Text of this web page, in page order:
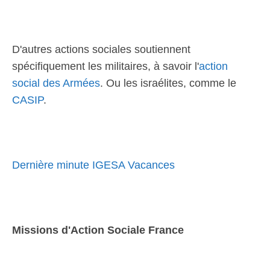
D'autres actions sociales soutiennent
spécifiquement les militaires, à savoir l'action
social des Armées. Ou les israélites, comme le
CASIP.
Dernière minute IGESA Vacances
Missions d'Action Sociale France